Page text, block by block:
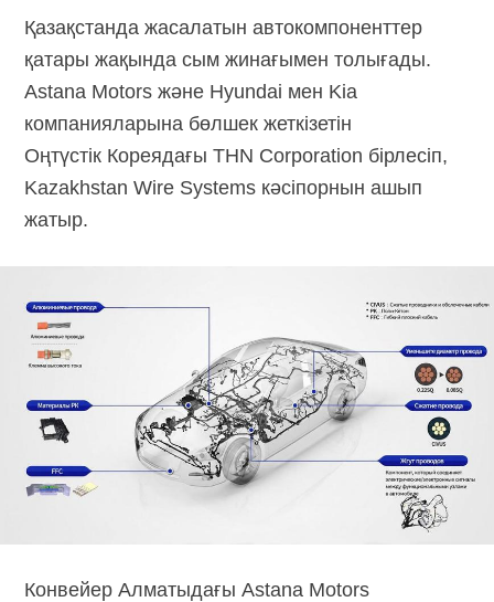
Қазақстанда жасалатын автокомпоненттер
қатары жақында сым жинағымен толығады.
Astana Motors және Hyundai мен Kia
компанияларына бөлшек жеткізетін
Оңтүстік Кореядағы THN Corporation бірлесіп,
Kazakhstan Wire Systems кәсіпорнын ашып
жатыр.
Конвейер Алматыдағы Astana Motors